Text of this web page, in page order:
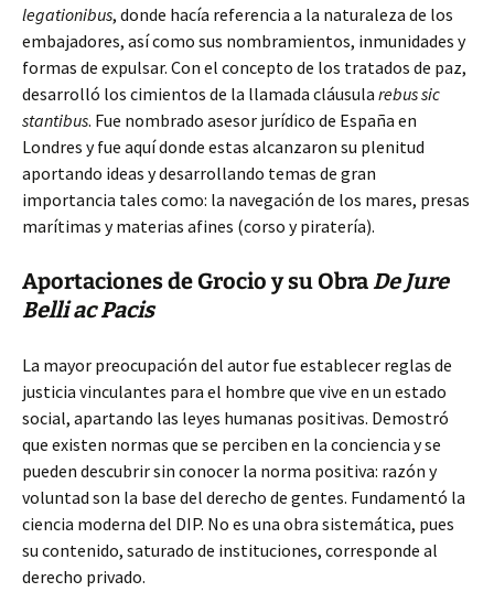
legationibus, donde hacía referencia a la naturaleza de los
embajadores, así como sus nombramientos, inmunidades y
formas de expulsar. Con el concepto de los tratados de paz,
desarrolló los cimientos de la llamada cláusula rebus sic
stantibus. Fue nombrado asesor jurídico de España en
Londres y fue aquí donde estas alcanzaron su plenitud
aportando ideas y desarrollando temas de gran
importancia tales como: la navegación de los mares, presas
marítimas y materias afines (corso y piratería).
Aportaciones de Grocio y su ObraDe Jure
Belli ac Pacis
La mayor preocupación del autor fue establecer reglas de
justicia vinculantes para el hombre que vive en un estado
social, apartando las leyes humanas positivas. Demostró
que existen normas que se perciben en la conciencia y se
pueden descubrir sin conocer la norma positiva: razón y
voluntad son la base del derecho de gentes. Fundamentó la
ciencia moderna del DIP. No es una obra sistemática, pues
su contenido, saturado de instituciones, corresponde al
derecho privado.